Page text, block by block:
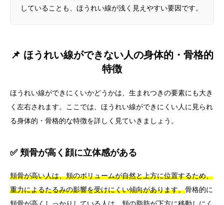
していることも、ほうれい線が浅く見えやすい要因です。
📌 ほうれい線ができない人の身体的・骨格的
特徴
ほうれい線ができにくいかどうかは、生まれつきの要素にも大き
く左右されます。ここでは、ほうれい線ができにくい人に見られ
る身体的・骨格的な特徴を詳しく見ていきましょう。
✅ 頬骨が高く顔に立体感がある
頬骨が高い人は、頬のボリュームが自然と上方に位置するため、
重力によるたるみの影響を受けにくい傾向があります。骨格的に